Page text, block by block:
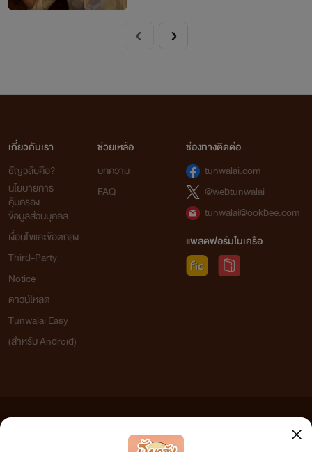
เกี่ยวกับเรา
ธัญวลัยคือ?
นโยบายการ
คุ้มครอง
ข้อมูลส่วนบุคคล
เงื่อนไขและข้อตกลง
Third-Party
Notice
ดาวน์โหลด
Tunwalai Easy
(สำหรับ Android)
ช่วยเหลือ
บทความ
FAQ
ช่องทางติดต่อ
tunwalai.com
@webtunwalai
tunwalai@ookbee.com
แพลตฟอร์มในเครือ
เว็บไซต์แห่งนี้ไม่ได้เห็นด้วยและไม่ขอรับผิดชอบต่อข้อความใดๆ ทั้งสิ้น ดังนั้นผู้อ่านทุกท่านโปรดใช้